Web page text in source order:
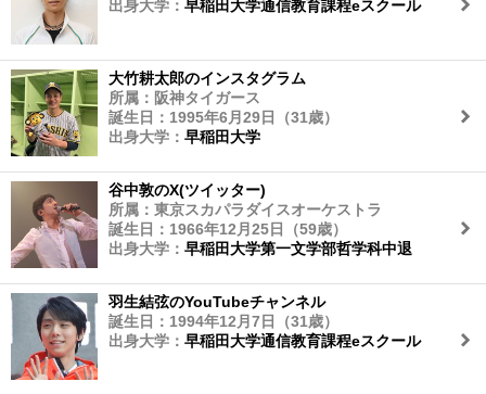
出身大学： 早稲田大学通信教育課程eスクール
大竹耕太郎のインスタグラム
所属：阪神タイガース
誕生日：1995年6月29日（31歳）
出身大学： 早稲田大学
谷中敦のX(ツイッター)
所属：東京スカパラダイスオーケストラ
誕生日：1966年12月25日（59歳）
出身大学： 早稲田大学第一文学部哲学科中退
羽生結弦のYouTubeチャンネル
誕生日：1994年12月7日（31歳）
出身大学： 早稲田大学通信教育課程eスクール